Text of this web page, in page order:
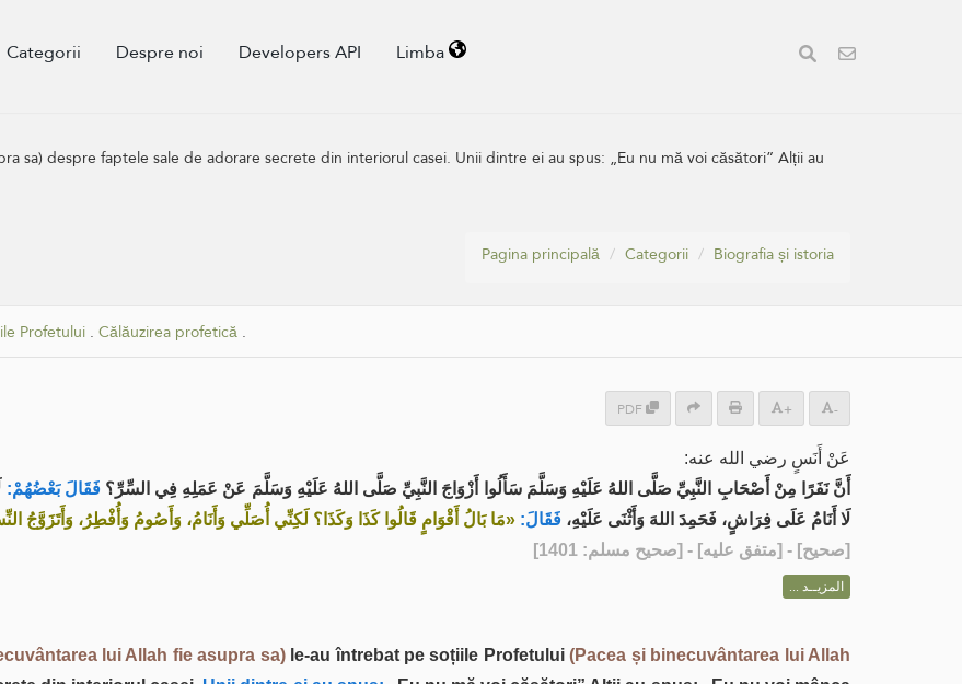
Categorii Despre noi Developers API Limba
sa) despre faptele sale de adorare secrete din interiorul casei. Unii dintre ei au spus: „Eu nu mă voi căsători” Alții au
Pagina principală Categorii Biografia și istoria
Profetului. Călăuzirea profetică .
PDF + -
عَنْ أَنَسٍ رضي الله عنه:
أَنَّ نَفَرًا مِنْ أَصْحَابِ النَّبِيِّ صَلَّى اللهُ عَلَيْهِ وَسَلَّمَ سَأَلُوا أَزْوَاجَ النَّبِيِّ صَلَّى اللهُ عَلَيْهِ وَسَلَّمَ عَنْ عَمَلِهِ فِي السِّرِّ؟ فَقَالَ بَعْضُهُمْ:
لَا أَنَامُ عَلَى فِرَاشٍ، فَحَمِدَ اللهَ وَأَثْنَى عَلَيْهِ، فَقَالَ: «مَا بَالُ أَقْوَامٍ قَالُوا كَذَا وَكَذَا؟ لَكِنِّي أُصَلِّي وَأَنَامُ، وَأَصُومُ وَأُفْطِرُ،
[صحيح] - [متفق عليه] - [صحيح مسلم: 1401]
المزيــد ...
lui Allah fie asupra sa)le-au întrebat pe soțiile Profetului(Pacea și binecuvântarea lui Allah